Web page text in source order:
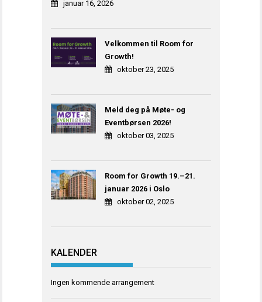
januar 16, 2026
Velkommen til Room for
Growth!
oktober 23, 2025
Meld deg på Møte- og
Eventbørsen 2026!
oktober 03, 2025
Room for Growth 19.–21.
januar 2026 i Oslo
oktober 02, 2025
KALENDER
Ingen kommende arrangement